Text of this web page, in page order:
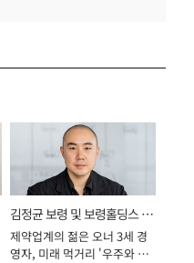
김정균 보령 및 보령홀딩스 대
표이사 사장
제약업계의 젊은 오너 3세 경
영자, 미래 먹거리 '우주와 헬